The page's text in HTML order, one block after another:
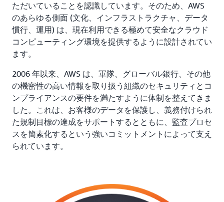
ただいていることを認識しています。そのため、AWS
のあらゆる側面 (文化、インフラストラクチャ、データ
慣行、運用) は、現在利用できる極めて安全なクラウド
コンピューティング環境を提供するように設計されてい
ます。
2006 年以来、AWS は、軍隊、グローバル銀行、その他
の機密性の高い情報を取り扱う組織のセキュリティとコ
ンプライアンスの要件を満たすように体制を整えてきま
した。これは、お客様のデータを保護し、義務付けられ
た規制目標の達成をサポートするとともに、監査プロセ
スを簡素化するという強いコミットメントによって支え
られています。